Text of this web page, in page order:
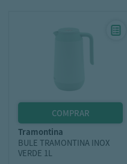
tramontina
BULE TRAMONTINA INOX
VERDE 1L